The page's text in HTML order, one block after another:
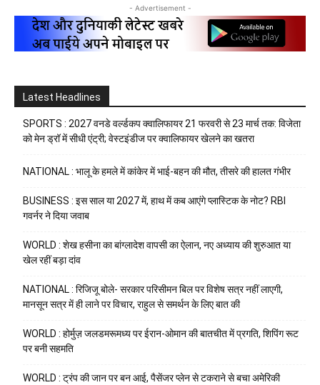
- Advertisement -
Latest Headlines
SPORTS : 2027 वनडे वर्ल्डकप क्वालिफायर 21 फरवरी से 23 मार्च तक: विजेता
को मेन ड्रॉ में सीधी एंट्री; वेस्टइंडीज पर क्वालिफायर खेलने का खतरा
NATIONAL : भालू के हमले में कांकेर में भाई-बहन की मौत, तीसरे की हालत गंभीर
BUSINESS : इस साल या 2027 में, हाथ में कब आएंगे प्लास्टिक के नोट? RBI
गवर्नर ने दिया जवाब
WORLD : शेख हसीना का बांग्लादेश वापसी का ऐलान, नए अध्याय की शुरुआत या
खेल रहीं बड़ा दांव
NATIONAL : रिजिजू बोले- सरकार परिसीमन बिल पर विशेष सत्र नहीं लाएगी,
मानसून सत्र में ही लाने पर विचार, राहुल से समर्थन के लिए बात की
WORLD : होर्मुज़ जलडमरूमध्य पर ईरान-ओमान की बातचीत में प्रगति, शिपिंग रूट
पर बनी सहमति
WORLD : ट्रंप की जान पर बन आई, पैसेंजर प्लेन से टकराने से बचा अमेरिकी